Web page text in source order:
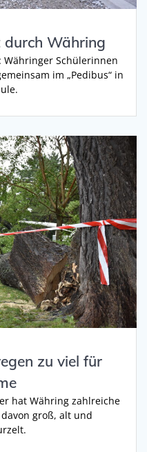
durch Währing
Schülerinnen
im „Pedibus“ in
zu viel für
hat Währing zahlreiche
groß, alt und